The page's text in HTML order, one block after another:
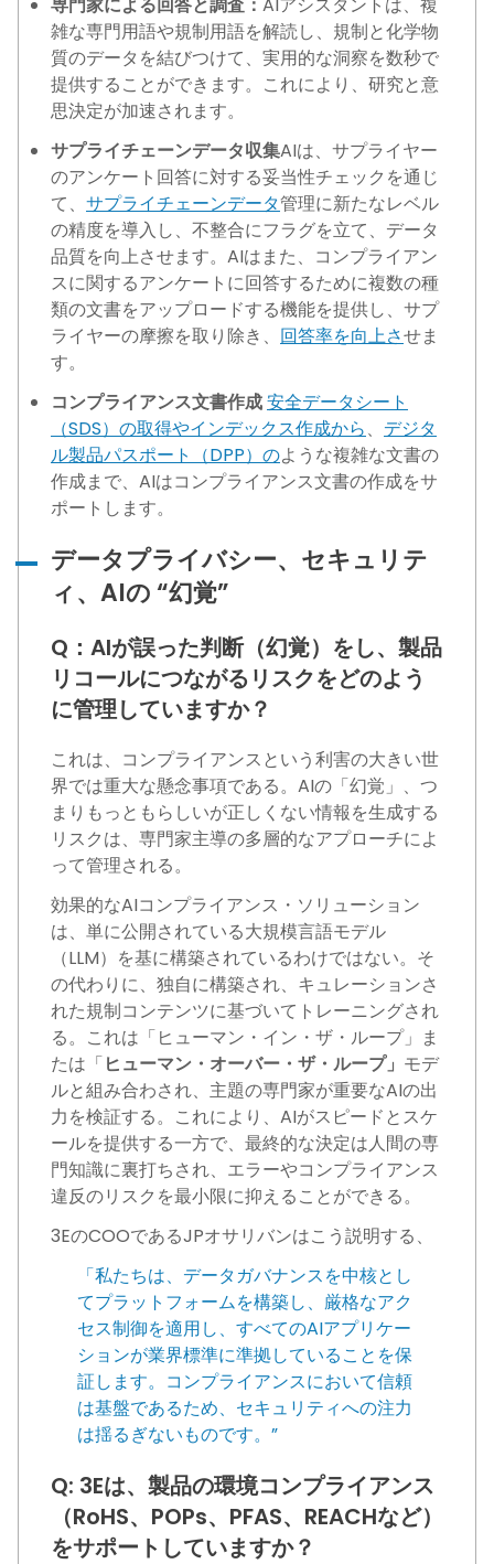
雑な専門用語や規制用語を解読し、規制と化学物
質のデータを結びつけて、実用的な洞察を数秒で
提供することができます。これにより、研究と意
思決定が加速されます。
サプライチェーンデータ収集AIは、サプライヤー
のアンケート回答に対する妥当性チェックを通じ
て、 サプライチェーンデータ管理に新たなレベル
の精度を導入し、不整合にフラグを立て、データ
品質を向上させます。AIはまた、コンプライアン
スに関するアンケートに回答するために複数の種
類の文書をアップロードする機能を提供し、サプ
ライヤーの摩擦を取り除き、 回答率を向上させま
す。
コンプライアンス文書作成安全データシート
（SDS）の取得やインデックス作成から、 デジタ
ル製品パスポート（DPP）のような複雑な文書の
作成まで、AIはコンプライアンス文書の作成をサ
ポートします。
データプライバシー、セキュリテ
ィ、AIの “幻覚”
Q：AIが誤った判断（幻覚）をし、製品
リコールにつながるリスクをどのよう
に管理していますか？
これは、コンプライアンスという利害の大きい世
界では重大な懸念事項である。AIの「幻覚」、つ
まりもっともらしいが正しくない情報を生成する
リスクは、専門家主導の多層的なアプローチによ
って管理される。
効果的なAIコンプライアンス・ソリューション
は、単に公開されている大規模言語モデル
（LLM）を基に構築されているわけではない。そ
の代わりに、独自に構築され、キュレーションさ
れた規制コンテンツに基づいてトレーニングされ
る。これは「ヒューマン・イン・ザ・ループ」ま
たは「ヒューマン・オーバー・ザ・ループ」 モデ
ルと組み合わされ、主題の専門家が重要なAIの出
力を検証する。これにより、AIがスピードとスケ
ールを提供する一方で、最終的な決定は人間の専
門知識に裏打ちされ、エラーやコンプライアンス
違反のリスクを最小限に抑えることができる。
3EのCOOであるJPオサリバンはこう説明する、
「私たちは、データガバナンスを中核とし
てプラットフォームを構築し、厳格なアク
セス制御を適用し、すべてのAIアプリケー
ションが業界標準に準拠していることを保
証します。コンプライアンスにおいて信頼
は基盤であるため、セキュリティへの注力
は揺るぎないものです。”
Q: 3Eは、製品の環境コンプライアンス
（RoHS、POPs、PFAS、REACHなど）
をサポートしていますか？